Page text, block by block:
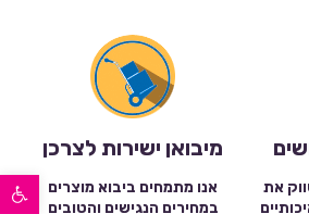
פתח סרגל נגישות
את
מיבואן ישירות לצרכן
אנו מתמחים ביבוא מוצרים
במחירים הנגישים והטובים